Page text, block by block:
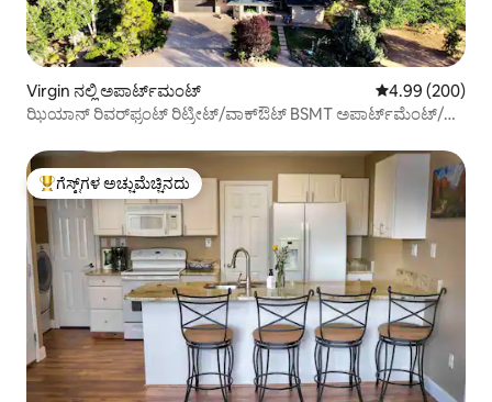
Virgin ನಲ್ಲಿ ಅಪಾರ್ಟ್‌ಮಂಟ್ 5 ರಲ್ಲಿ 4.99
4.99 (200)
ಝಿಯಾನ್ ರಿವರ್‌ಫ್ರಂಟ್ ರಿಟ್ರೀಟ್/ವಾಕ್‌ಔಟ್ BSMT ಅಪಾರ್ಟ್‌ಮೆಂಟ್/
ಗೆಸ್ಟ್‌ಗಳಿಗೆ ಅತಿ ಹೆಚ್ಚು ಅಚ್ಚುಮೆಚ್ಚಿನದು
ಗೆಸ್ಟ್‌ಗಳ ಅಚ್ಚುಮೆಚ್ಚಿನದು